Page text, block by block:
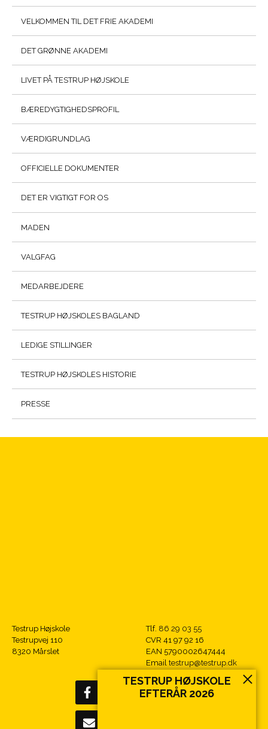
VELKOMMEN TIL DET FRIE AKADEMI
DET GRØNNE AKADEMI
LIVET PÅ TESTRUP HØJSKOLE
BÆREDYGTIGHEDSPROFIL
VÆRDIGRUNDLAG
OFFICIELLE DOKUMENTER
DET ER VIGTIGT FOR OS
MADEN
VALGFAG
MEDARBEJDERE
TESTRUP HØJSKOLES BAGLAND
LEDIGE STILLINGER
TESTRUP HØJSKOLES HISTORIE
PRESSE
Testrup Højskole
Testrupvej 110
8320 Mårslet
Tlf. 86 29 03 55
CVR 41 97 92 16
EAN 5790002647444
Email testrup@testrup.dk
TESTRUP HØJSKOLE
EFTERÅR 2026